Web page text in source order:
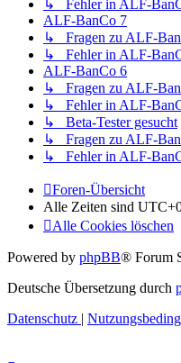
↳ Fehler in ALF-
ALF-BanCo 7
↳ Fragen zu ALF-
↳ Fehler in ALF-
ALF-BanCo 6
↳ Fragen zu ALF-
↳ Fehler in ALF-
↳ Beta-Tester gesucht
↳ Fragen zu ALF-
↳ Fehler in ALF-
Foren-Übersicht
Alle Zeiten sind
Alle Cookies löschen
Powered by phpBB® Forum
Deutsche Übersetzung durch
Datenschutz |